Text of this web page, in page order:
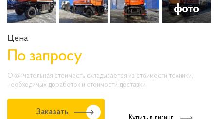
фото
Цена:
По запросу
Окончательная стоимость складывается из стоимости техники,
необходимых доработок и стоимости доставки
Заказать